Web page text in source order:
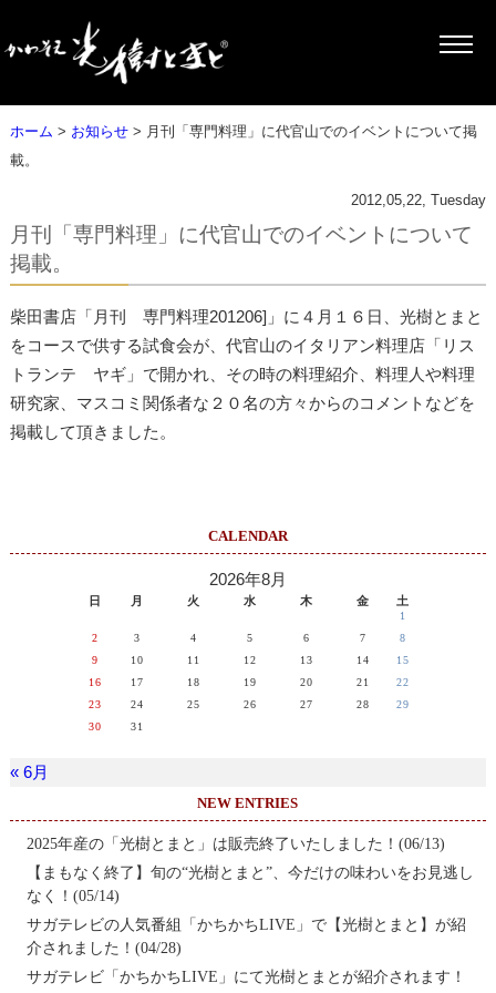
ホーム > お知らせ> 月刊「専門料理」に代官山でのイベントについて掲
載。
2012,05,22, Tuesday
月刊「専門料理」に代官山でのイベントについて
掲載。
柴田書店「月刊 専門料理201206]」に４月１６日、光樹とまと
をコースで供する試食会が、代官山のイタリアン料理店「リス
トランテ ヤギ」で開かれ、その時の料理紹介、料理人や料理
研究家、マスコミ関係者な２０名の方々からのコメントなどを
掲載して頂きました。
CALENDAR
2026年8月
日 月 火 水 木 金 土
1
2
3 4 5 6 7
8
9
10 11 12 13 14
15
16
17 18 19 20 21
22
23
24 25 26 27 28
29
30
31
« 6月
NEW ENTRIES
2025年産の「光樹とまと」は販売終了いたしました！(06/13)
【まもなく終了】旬の“光樹とまと”、今だけの味わいをお見逃し
なく！(05/14)
サガテレビの人気番組「かちかちLIVE」で【光樹とまと】が紹
介されました！(04/28)
サガテレビ「かちかちLIVE」にて光樹とまとが紹介されます！